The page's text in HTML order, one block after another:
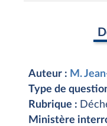
Auteur : M.
Type de
Rubrique :
Ministère